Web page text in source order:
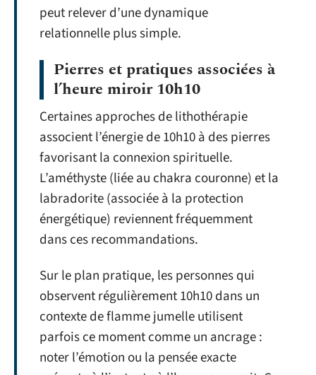
peut relever d’une dynamique
relationnelle plus simple.
Pierres et pratiques associées à
l’heure miroir 10h10
Certaines approches de lithothérapie
associent l’énergie de 10h10 à des pierres
favorisant la connexion spirituelle.
L’améthyste (liée au chakra couronne) et la
labradorite (associée à la protection
énergétique) reviennent fréquemment
dans ces recommandations.
Sur le plan pratique, les personnes qui
observent régulièrement 10h10 dans un
contexte de flamme jumelle utilisent
parfois ce moment comme un ancrage :
noter l’émotion ou la pensée exacte